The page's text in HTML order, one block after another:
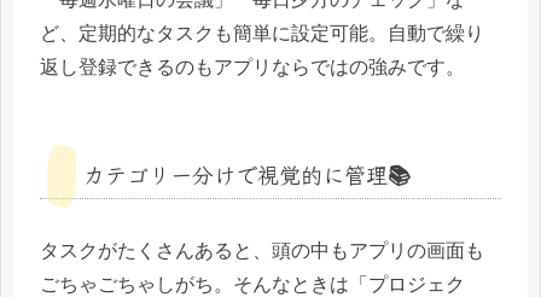
ど、定期的なタスクも簡単に設定可能。自動で繰り
返し登録できるのもアプリならではの強みです。
カテゴリー分けで視覚的に管理📚
タスクがたくさんあると、頭の中もアプリの画面も
ごちゃごちゃしがち。そんなときは「プロジェク